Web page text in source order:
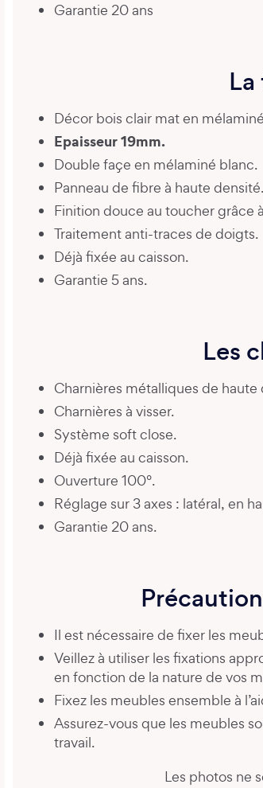
Garantie 20 ans
Décor bois clair mat en
Epaisseur 19mm.
Double façe en mélaminé blanc.
Panneau de fibre à haute densité.
Finition douce au toucher grâce
Traitement anti-traces de doigts.
Déjà fixée au caisson.
Garantie 5 ans.
Les
Charnières métalliques de haute
Charnières à visser.
Système soft close.
Déjà fixée au caisson.
Ouverture 100°.
Réglage sur 3 axes : latéral, en
Garantie 20 ans.
Il est nécessaire de fixer les
Veillez à utiliser les fixations
en fonction de la nature de vos
Fixez les meubles ensemble à
Assurez-vous que les meubles
travail.
Les photos ne